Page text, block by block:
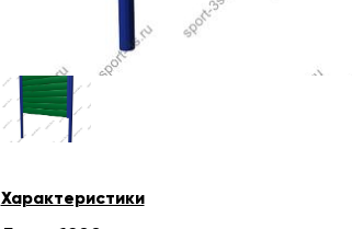
Характеристики